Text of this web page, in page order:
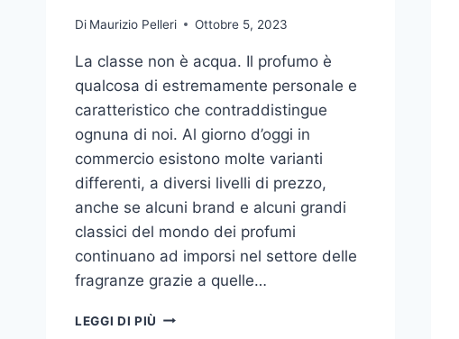
Di Maurizio Pelleri Ottobre 5, 2023
La classe non è acqua. Il profumo è
qualcosa di estremamente personale e
caratteristico che contraddistingue
ognuna di noi. Al giorno d’oggi in
commercio esistono molte varianti
differenti, a diversi livelli di prezzo,
anche se alcuni brand e alcuni grandi
classici del mondo dei profumi
continuano ad imporsi nel settore delle
fragranze grazie a quelle…
LEGGI DI PIÙ